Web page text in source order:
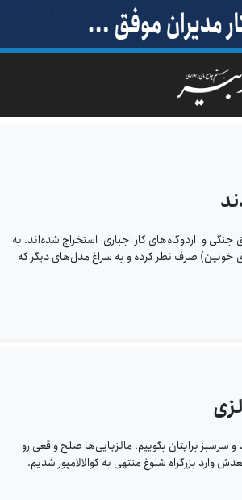
جنگی و اردوگاه‌های کار اجباری استخراج شده‌اند. به
خونین) صرف نظر کرده و به سراغ مدل‌های دیگر که
برایتان بگوییم، مالزیایی‌ها صلح واقعی رو
وارد بزرگراه شلوغ منتهی به کوالالامپور شدیم.